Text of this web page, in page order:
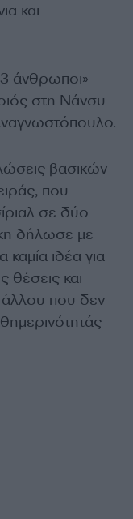
και
άνθρωποι»
στη Νάνσυ
βασικών
που
σε δύο
δήλωσε με
ιδέα για
θέσεις και
που δεν